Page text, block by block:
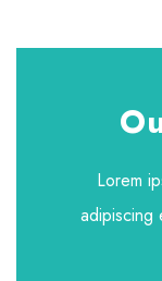
Lorem
adipiscing